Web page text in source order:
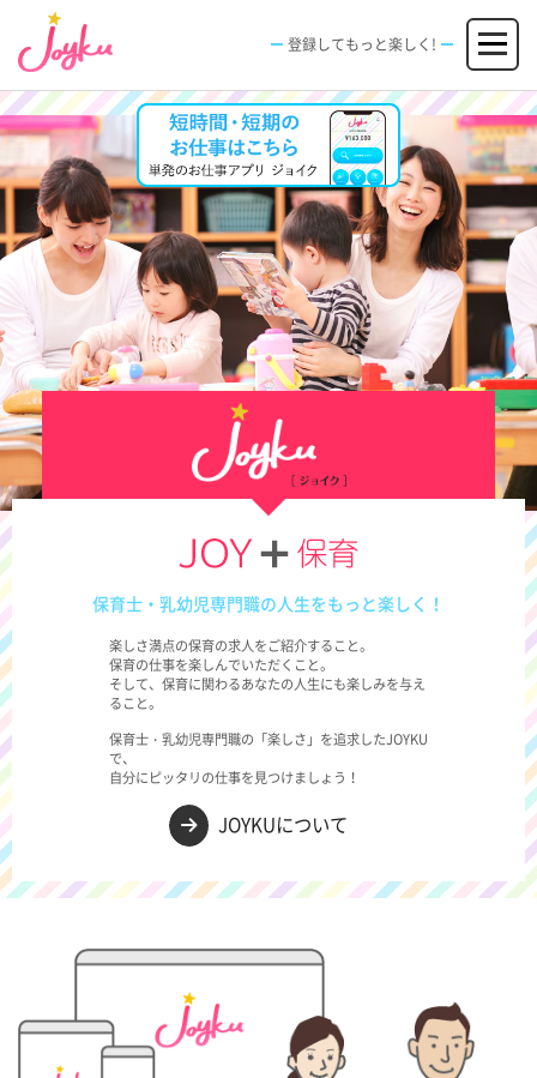
ン
ツ
へ
ス
キ
プ
メニュー
JOBS
求人情報
FACILITIES
施設
SPECIAL
エンタメ特典
EVENT
イベント
新規登録 ログイン
登録してもっと楽しく!
保育士・乳幼児専門職の人生をもっと楽しく！
楽しさ満点の保育の求人をご紹介すること。
保育の仕事を楽しんでいただくこと。
そして、保育に関わるあなたの人生にも楽しみを与え
ること。
保育士・乳幼児専門職の「楽しさ」を追求したJOYKU
で、
自分にピッタリの仕事を見つけましょう！
→ JOYKUについて